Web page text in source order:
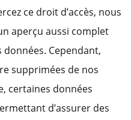
ce droit d’accès, nous
aperçu aussi complet
Cependant,
supprimées de nos
certaines données
d’assurer des